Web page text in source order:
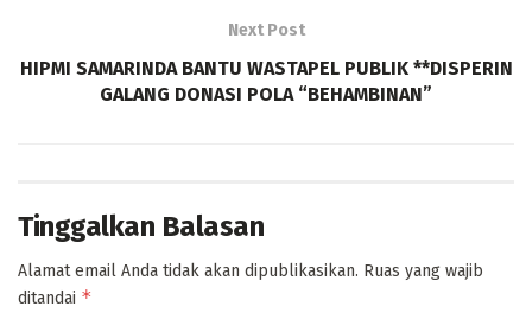
Next Post
HIPMI SAMARINDA BANTU WASTAPEL PUBLIK **DISPERIN
GALANG DONASI POLA “BEHAMBINAN”
Tinggalkan Balasan
Alamat email Anda tidak akan dipublikasikan. Ruas yang wajib
ditandai *